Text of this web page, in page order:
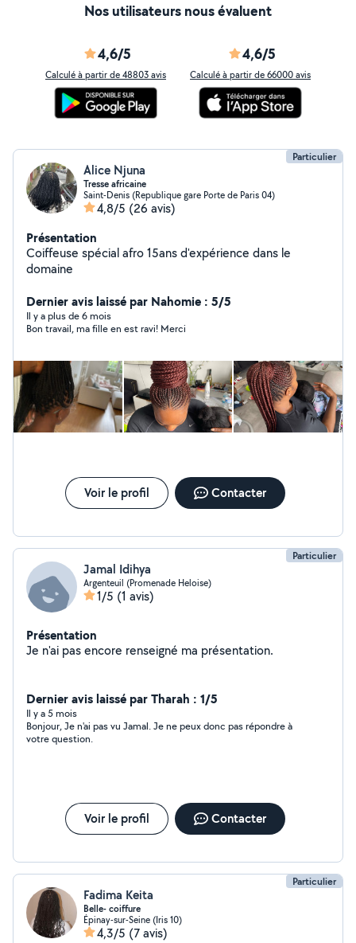
Nos utilisateurs nous évaluent
4,6/5
Calculé à partir de 48803 avis
4,6/5
Calculé à partir de 66000 avis
Particulier
Alice Njuna
Tresse africaine
Saint-Denis (Republique gare Porte de Paris 04)
4,8/5 (26 avis)
Présentation
Coiffeuse spécial afro 15ans d'expérience dans le
domaine
Dernier avis laissé par Nahomie : 5/5
Il y a plus de 6 mois
Bon travail, ma fille en est ravi! Merci
Voir le profil Contacter
Particulier
Jamal Idihya
Argenteuil (Promenade Heloise)
1/5 (1 avis)
Présentation
Je n'ai pas encore renseigné ma présentation.
Dernier avis laissé par Tharah : 1/5
Il y a 5 mois
Bonjour, Je n'ai pas vu Jamal. Je ne peux donc pas répondre à
votre question.
Voir le profil Contacter
Particulier
Fadima Keita
Belle- coiffure
Épinay-sur-Seine (Iris 10)
4,3/5 (7 avis)